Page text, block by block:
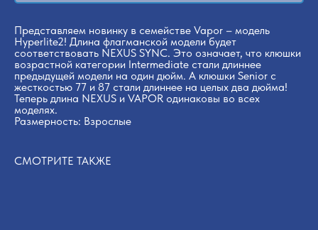
Представляем новинку в семействе Vapor – модель
Hyperlite2! Длина флагманской модели будет
соответствовать NEXUS SYNC. Это означает, что клюшки
возрастной категории Intermediate стали длиннее
предыдущей модели на один дюйм. А клюшки Senior с
жесткостью 77 и 87 стали длиннее на целых два дюйма!
Теперь длина NEXUS и VAPOR одинаковы во всех
моделях.
Размерность: Взрослые
СМОТРИТЕ ТАКЖЕ